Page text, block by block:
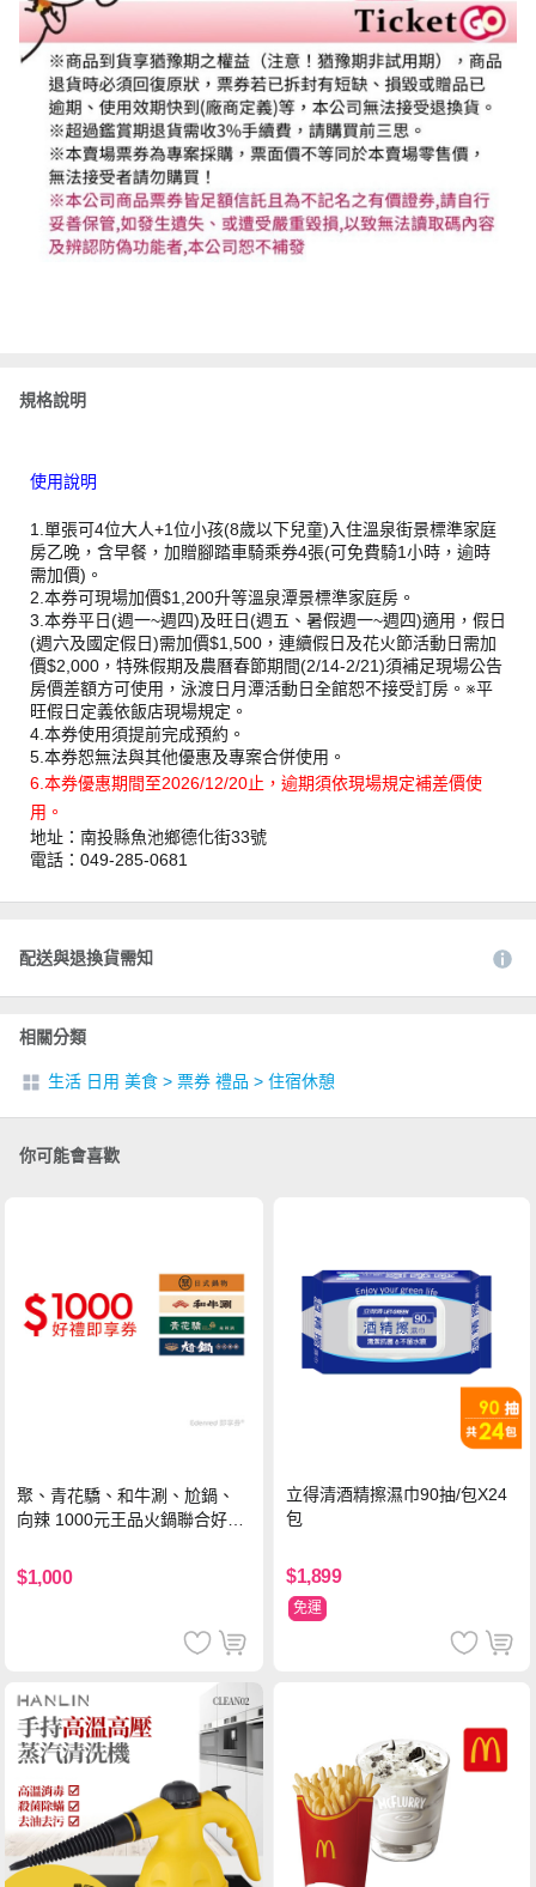
規格說明
使用說明
1.單張可4位大人+1位小孩(8歲以下兒童)入住溫泉街景標準家庭
房乙晚，含早餐，加贈腳踏車騎乘券4張(可免費騎1小時，逾時
需加價)。
2.本券可現場加價$1,200升等溫泉潭景標準家庭房。
3.本券平日(週一~週四)及旺日(週五、暑假週一~週四)適用，假日
(週六及國定假日)需加價$1,500，連續假日及花火節活動日需加
價$2,000，特殊假期及農曆春節期間(2/14-2/21)須補足現場公告
房價差額方可使用，泳渡日月潭活動日全館恕不接受訂房。※平
旺假日定義依飯店現場規定。
4.本券使用須提前完成預約。
5.本券恕無法與其他優惠及專案合併使用。
6.本券優惠期間至2026/12/20止，逾期須依現場規定補差價使
用。
地址：南投縣魚池鄉德化街33號
電話：049-285-0681
配送與退換貨需知
相關分類
生活 日用 美食 > 票券 禮品 > 住宿休憩
你可能會喜歡
聚、青花驕、和牛涮、尬鍋、
向辣 1000元王品火鍋聯合好禮
$1,000
立得清酒精擦濕巾90抽/包X24
包
$1,899
免運